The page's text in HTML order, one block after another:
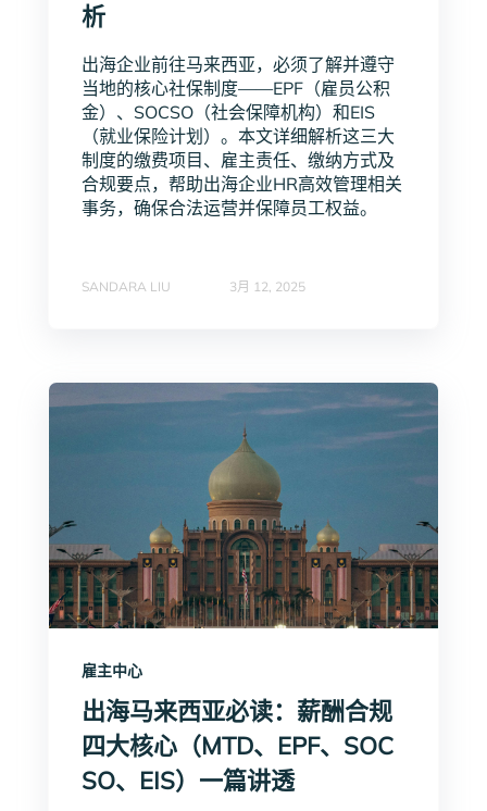
析
出海企业前往马来西亚，必须了解并遵守
当地的核心社保制度——EPF（雇员公积
金）、SOCSO（社会保障机构）和EIS
（就业保险计划）。本文详细解析这三大
制度的缴费项目、雇主责任、缴纳方式及
合规要点，帮助出海企业HR高效管理相关
事务，确保合法运营并保障员工权益。
SANDARA LIU 3月 12, 2025
雇主中心
出海马来西亚必读：薪酬合规
四大核心（MTD、EPF、SOC
SO、EIS）一篇讲透